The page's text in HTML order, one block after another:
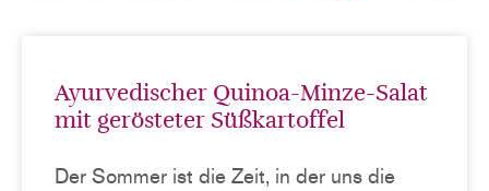
Ayurvedischer Quinoa-Minze-Salat
mit gerösteter Süßkartoffel
Der Sommer ist die Zeit, in der uns die